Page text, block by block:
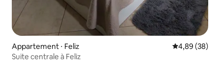
Appartement ⋅ Feliz Évaluation
4,89 (38)
Suite centrale à Feliz